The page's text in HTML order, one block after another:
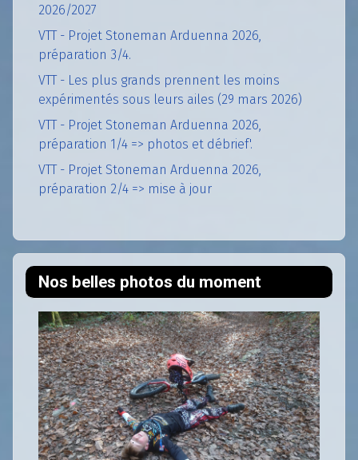
2026/2027
VTT - Projet Stoneman Arduenna 2026,
préparation 3/4.
VTT - Les plus grands prennent les moins
expérimentés sous leurs ailes (29 mars 2026)
VTT - Projet Stoneman Arduenna 2026,
préparation 1/4 => photos et débrief'.
VTT - Projet Stoneman Arduenna 2026,
préparation 2/4 => mise à jour
Nos belles photos du moment